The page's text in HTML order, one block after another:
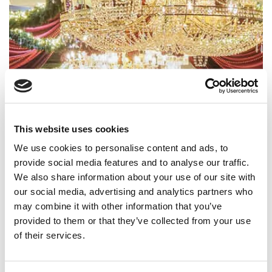
This website uses cookies
We use cookies to personalise content and ads, to
provide social media features and to analyse our traffic.
We also share information about your use of our site with
our social media, advertising and analytics partners who
may combine it with other information that you’ve
provided to them or that they’ve collected from your use
of their services.